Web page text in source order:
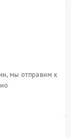
мы отправим к